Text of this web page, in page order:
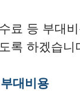
료 등 부대
록 하겠습니
대비용